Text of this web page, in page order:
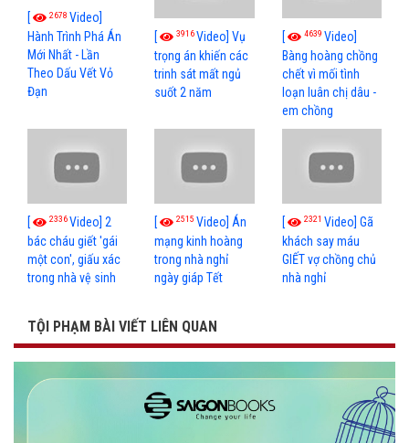
[ 2678 Video]
Hành Trình Phá Án
Mới Nhất - Lần
Theo Dấu Vết Vỏ
Đạn
[ 3916Video] Vụ
trọng án khiến các
trinh sát mất ngủ
suốt 2 năm
[ 4639 Video]
Bàng hoàng chồng
chết vì mối tình
loạn luân chị dâu -
em chồng
[ 2336Video] 2
bác cháu giết 'gái
một con', giấu xác
trong nhà vệ sinh
[ 2515Video] Án
mạng kinh hoàng
trong nhà nghỉ
ngày giáp Tết
[ 2321 Video] Gã
khách say máu
GIẾT vợ chồng chủ
nhà nghỉ
TỘI PHẠM BÀI VIẾT LIÊN QUAN